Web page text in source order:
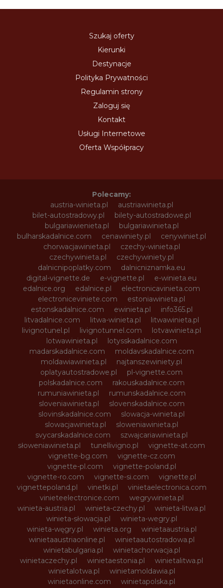
Szukaj oferty
Kierunki
Destynacje
Polityka Prywatności
Regulamin strony
Zaloguj się
Kontakt
Usługi Internetowe
Oferta Współpracy
Polecamy:
austria-winieta.pl
austriawinieta.pl
bilet-autostradowy.pl
bilety-autostradowe.pl
bulgariawienieta.pl
bulgariawinieta.pl
bulharskadalnice.com
cenawiniety.pl
cenywiniet.pl
chorwacjawinieta.pl
czechy-winieta.pl
czechywinieta.pl
czechywiniety.pl
dalnicnipoplatky.com
dalnicniznamka.eu
digital-vignette.de
e-vignette.pl
e-winieta.eu
edalnice.org
edalnice.pl
electronicavinieta.com
electroniceviniete.com
estoniawinieta.pl
estonskadalnice.com
ewinieta.pl
info365.pl
litvadalnice.com
litwa-winieta.pl
litwawinieta.pl
livignotunel.pl
livignotunnel.com
lotvawinieta.pl
lotwawinieta.pl
lotysskadalnice.com
madarskadalnice.com
moldavskadalnice.com
moldawiawinieta.pl
najtanszewiniety.pl
oplatyautostradowe.pl
pl-vignette.com
polskadalnice.com
rakouskadalnice.com
rumuniawinieta.pl
rumunskadalnice.com
sloveniawinieta.pl
slovenskadalnice.com
slovinskadalnice.com
slowacja-winieta.pl
slowacjawinieta.pl
sloweniawinieta.pl
svycarskadalnice.com
szwajcariawinieta.pl
słoweniawinieta.pl
tunellivigno.pl
vignette-at.com
vignette-bg.com
vignette-cz.com
vignette-pl.com
vignette-poland.pl
vignette-ro.com
vignette-si.com
vignette.pl
vignettepoland.pl
vinetki.pl
vinietaelectronica.com
vinieteelectronice.com
wegrywinieta.pl
winieta-austria.pl
winieta-czechy.pl
winieta-litwa.pl
winieta-słowacja.pl
winieta-wegry.pl
winieta-węgry.pl
winieta.org
winietaaustria.pl
winietaaustriaonline.pl
winietaautostradowa.pl
winietabulgaria.pl
winietachorwacja.pl
winietaczechy.pl
winietaestonia.pl
winietalitwa.pl
winietalotwa.pl
winietamoldawia.pl
winietaonline.com
winietapolska.pl